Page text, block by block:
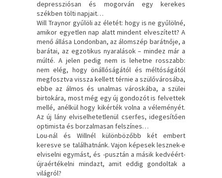
depressziósan és mogorván egy kerekes
székben tölti napjait…
Will Traynor gyűlöli az életét: hogy is ne gyűlölné,
amikor egyetlen nap alatt mindent elveszített? A
menő állása Londonban, az álomszép barátnője, a
barátai, az egzotikus nyaralások – mindez már a
múlté. A jelen pedig nem is lehetne rosszabb:
nem elég, hogy önállóságától és méltóságától
megfosztva vissza kellett térnie a szülővárosába,
ebbe az álmos és unalmas városkába, a szülei
birtokára, most még egy új gondozót is felvettek
mellé, anélkül hogy kikérték volna a véleményét.
Az új lány elviselhetetlenül cserfes, idegesítően
optimista és borzalmasan felszínes…
Lou-nál és Willnél különbözőbb két embert
keresve se találhatnánk. Vajon képesek lesznek-e
elviselni egymást, és -pusztán a másik kedvéért-
újraértékelni mindazt, amit eddig gondoltak a
világról?